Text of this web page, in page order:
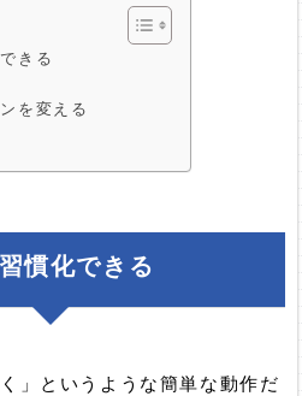
きる
を変える
慣化できる
」というような簡単な動作だ